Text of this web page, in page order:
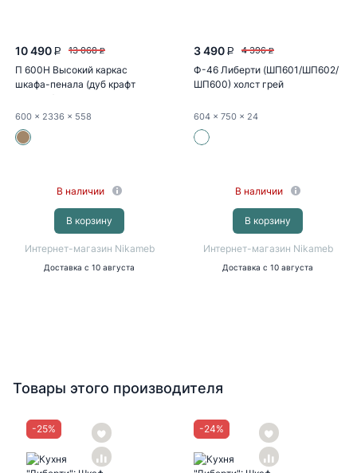
10 490 P 13 068 P
П 600Н Высокий каркас
шкафа-пенала (дуб крафт
600 x 2336 x 558
В наличии
В корзину
Интернет-магазин Nikameb
Доставка с 10 августа
3 490 P 4 396 P
Ф-46 Либерти (ШП601/ШП602/
ШП600) холст грей
604 x 750 x 24
В наличии
В корзину
Интернет-магазин Nikameb
Доставка с 10 августа
Товары этого производителя
-25% -24%